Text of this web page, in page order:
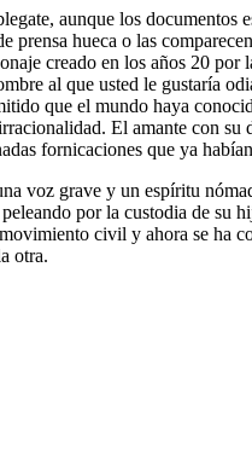
aunque los
prensa hueca o las
creado en los años 20
al que usted le gustaría
que el mundo haya
El amante con
fornicaciones que ya
voz grave y un espíritu
por la custodia de
civil y ahora se ha
otra.